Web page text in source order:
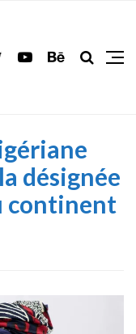
désignée
continent